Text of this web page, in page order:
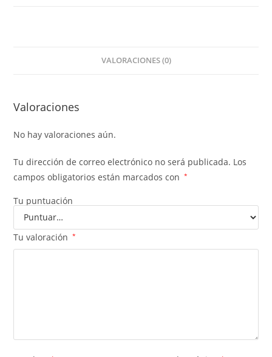
VALORACIONES (0)
Valoraciones
No hay valoraciones aún.
Tu dirección de correo electrónico no será publicada. Los
campos obligatorios están marcados con
*
Tu puntuación
Tu valoración *